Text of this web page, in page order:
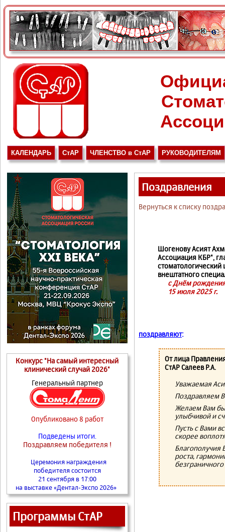
КАЛЕНДАРЬ СтАР ЧЛЕНСТВО в СтАР РУКОВОДИТЕЛЯМ
Конкурс "На самый интересный
клинический случай 2026"
Генеральный партнер
Опубликовано 8 работ
Подведены итоги.
Поздравляем победителя !
Церемония награждения
победителя состоится
21 сентября в 17:00
на выставке «Дентал-Экспо 2026»
Программы СтАР
Поздравления
Вернуться к списку
Шогенову Асият
Ассоциация КБР",
стоматологический
внештатного
с Днём
15 июля 2025 г.
поздравляют:
От лица
СтАР Салеев Р.А.
Уважаемая
Поздравляем
Желаем Вам
улыбчивой и
Пусть с Вами
скорее
Благополучия
роста,